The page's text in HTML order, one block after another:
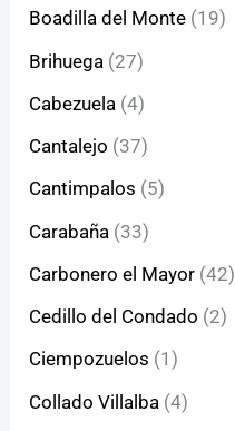
Boadilla del Monte (19)
Brihuega (27)
Cabezuela (4)
Cantalejo (37)
Cantimpalos (5)
Carabaña (33)
Carbonero el Mayor (42)
Cedillo del Condado (2)
Ciempozuelos (1)
Collado Villalba (4)